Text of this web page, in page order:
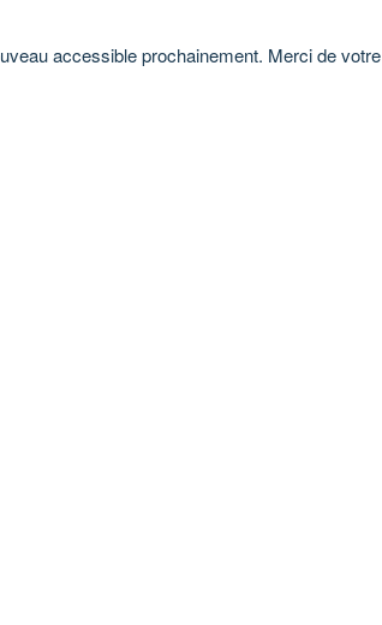
accessible prochainement. Merci de votre